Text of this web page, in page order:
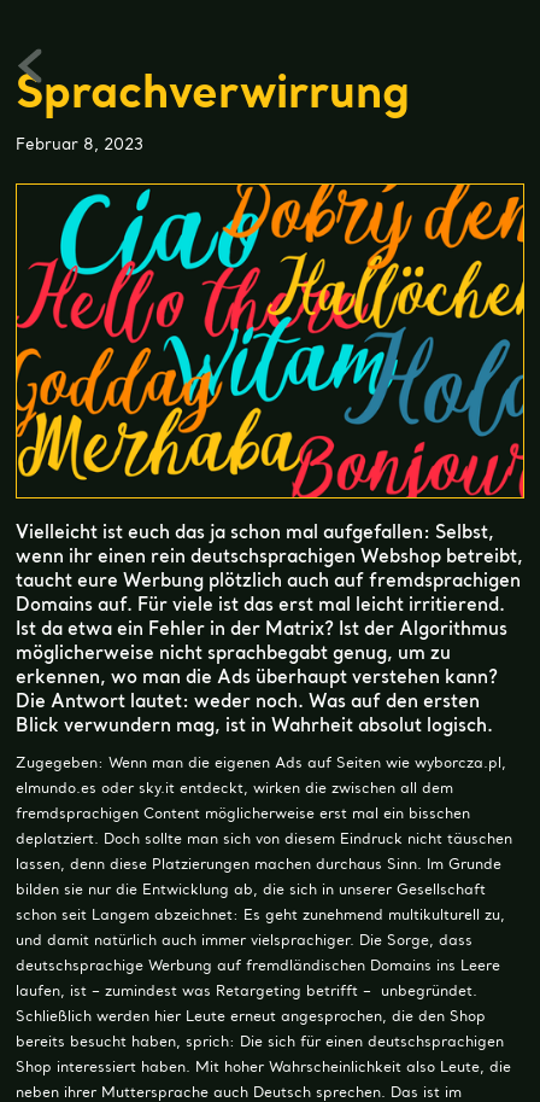
Sprachverwirrung
Februar 8, 2023
Vielleicht ist euch das ja schon mal aufgefallen: Selbst,
wenn ihr einen rein deutschsprachigen Webshop betreibt,
taucht eure Werbung plötzlich auch auf fremdsprachigen
Domains auf. Für viele ist das erst mal leicht irritierend.
Ist da etwa ein Fehler in der Matrix? Ist der Algorithmus
möglicherweise nicht sprachbegabt genug, um zu
erkennen, wo man die Ads überhaupt verstehen kann?
Die Antwort lautet: weder noch. Was auf den ersten
Blick verwundern mag, ist in Wahrheit absolut logisch.
Zugegeben: Wenn man die eigenen Ads auf Seiten wie wyborcza.pl,
elmundo.es oder sky.it entdeckt, wirken die zwischen all dem
fremdsprachigen Content möglicherweise erst mal ein bisschen
deplatziert. Doch sollte man sich von diesem Eindruck nicht täuschen
lassen, denn diese Platzierungen machen durchaus Sinn. Im Grunde
bilden sie nur die Entwicklung ab, die sich in unserer Gesellschaft
schon seit Langem abzeichnet: Es geht zunehmend multikulturell zu,
und damit natürlich auch immer vielsprachiger. Die Sorge, dass
deutschsprachige Werbung auf fremdländischen Domains ins Leere
laufen, ist – zumindest was Retargeting betrifft – unbegründet.
Schließlich werden hier Leute erneut angesprochen, die den Shop
bereits besucht haben, sprich: Die sich für einen deutschsprachigen
Shop interessiert haben. Mit hoher Wahrscheinlichkeit also Leute, die
neben ihrer Muttersprache auch Deutsch sprechen. Das ist im